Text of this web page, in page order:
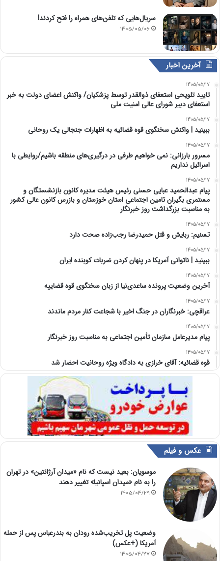
سریال‌هایی که تلفن‌های همراه را فتح کردند!
1405/05/06
آخرین اخبار
1405/05/17
تایید تلویحی استعفای ذوالقدر توسط پزشکیان/ واکنش اعضای دولت به خبر
استعفای دبیر شورای عالی امنیت ملی
1405/05/17
ببینید | واکنش سخنگوی قوه قضائیه به اظهارات جنجالی یک روحانی
1405/05/17
مسرور بارزانی: نمی خواهیم طرفی در درگیری‌های منطقه باشیم/روابطی با
اسرائیل نداریم
1405/05/17
پیام عبدالحمید عبایی حسنی رئیس هیئت مدیره کانون بازنشستگان و
مستمری بگیران تامین اجتماعی استان خوزستان و بازرس کانون عالی کشور
به مناسبت بزرگداشت روز خبرنگار
1405/05/17
تسنیم: ربایش و قتل حمیدرضا رجب‌زاده صحت دارد
1405/05/17
‏ببینید | ناتوانی آمریکا در پنهان کردن ضربات کوبنده ایران
1405/05/17
آخرین وضعیت پرونده ساعدی‌نیا از زبان سخنگوی قوه قضاییه
1405/05/17
عراقچی: خبرنگاران در جنگ اخیر با شجاعت کنار مردم ماندند
1405/05/17
پیام مدیرعامل سازمان تأمین اجتماعی به مناسبت روز خبرنگار
1405/05/17
قوه قضائیه: آقای خرازی به دادگاه ویژه روحانیت احضار شد
عکس و فیلم
موسویان: بعید نیست که نام «میدان آرژانتین» در تهران
را به نام «میدان اسپانیا» تغییر دهند
1405/04/29
وضعیت پل تخریب‌شده رودان به بندرعباس پس از حمله
آمریکا (+عکس)
1405/04/27